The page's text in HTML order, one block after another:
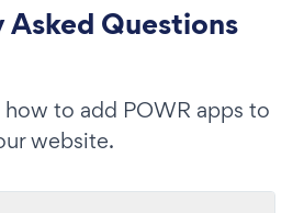
Questions
to add POWR apps to
website.